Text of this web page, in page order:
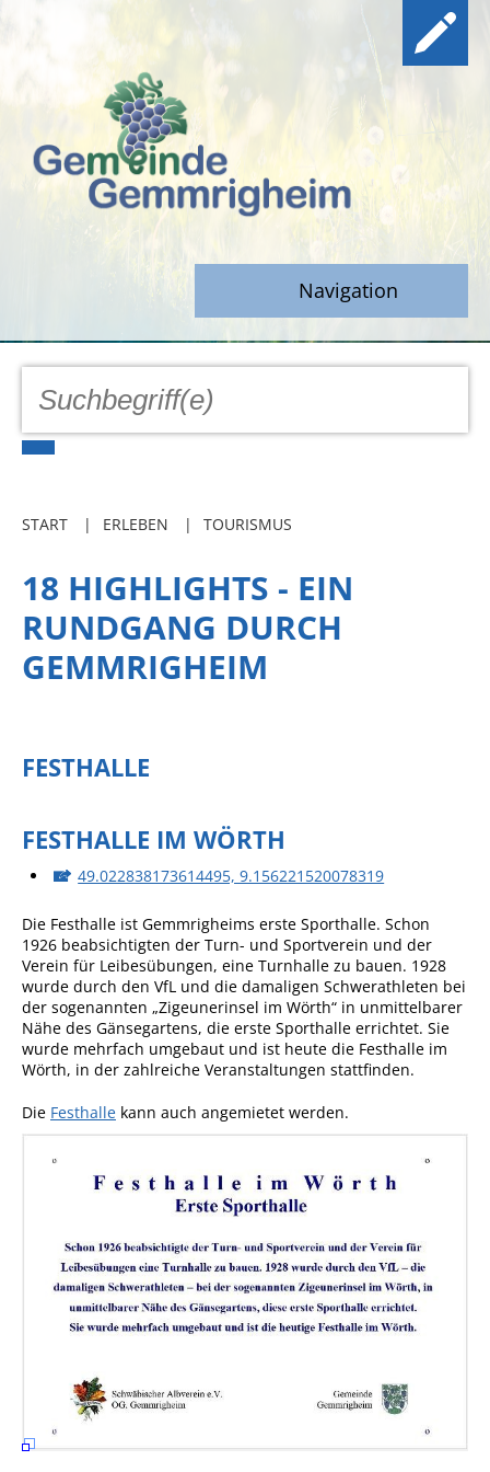
Navigation
GEMEINDE
Freibadkarten
Social Media
Parkraumkonzept
Ladeinfrastruktur
Grundschule
Mensa
Gemeindebücherei
Jugendhaus
Sportstätten
Veranstaltungsgebäude
Bauhof
Häckselplatz
Friedhof
Kläranlage
Kommunale
Wärmeplanung
Gemmrigheimer
START ERLEBEN TOURISMUS
18 HIGHLIGHTS - EIN
RUNDGANG DURCH
GEMMRIGHEIM
FESTHALLE
FESTHALLE IM WÖRTH
49.022838173614495, 9.156221520078319
Die Festhalle ist Gemmrigheims erste Sporthalle. Schon
1926 beabsichtigten der Turn- und Sportverein und der
Verein für Leibesübungen, eine Turnhalle zu bauen. 1928
wurde durch den VfL und die damaligen Schwerathleten bei
der sogenannten „Zigeunerinsel im Wörth“ in unmittelbarer
Nähe des Gänsegartens, die erste Sporthalle errichtet. Sie
wurde mehrfach umgebaut und ist heute die Festhalle im
Wörth, in der zahlreiche Veranstaltungen stattfinden.
Die Festhalle kann auch angemietet werden.